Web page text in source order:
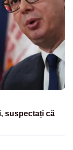
suspectați că